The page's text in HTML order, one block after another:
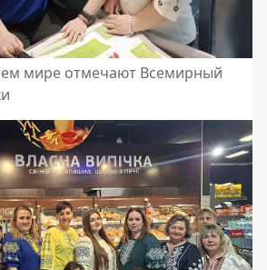
мире отмечают Всемирный